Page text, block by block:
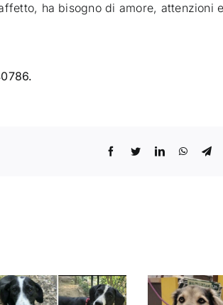
ha bisogno di amore, attenzioni